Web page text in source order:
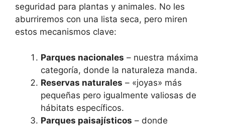
seguridad para plantas y animales. No les
aburriremos con una lista seca, pero miren
estos mecanismos clave:
Parques nacionales – nuestra máxima
categoría, donde la naturaleza manda.
Reservas naturales – «joyas» más
pequeñas pero igualmente valiosas de
hábitats específicos.
Parques paisajísticos – donde